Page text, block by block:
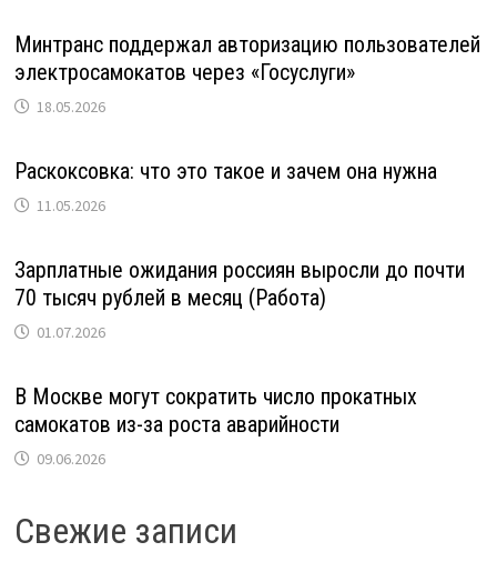
Минтранс поддержал авторизацию пользователей
электросамокатов через «Госуслуги»
18.05.2026
Раскоксовка: что это такое и зачем она нужна
11.05.2026
Зарплатные ожидания россиян выросли до почти
70 тысяч рублей в месяц (Работа)
01.07.2026
В Москве могут сократить число прокатных
самокатов из-за роста аварийности
09.06.2026
Свежие записи